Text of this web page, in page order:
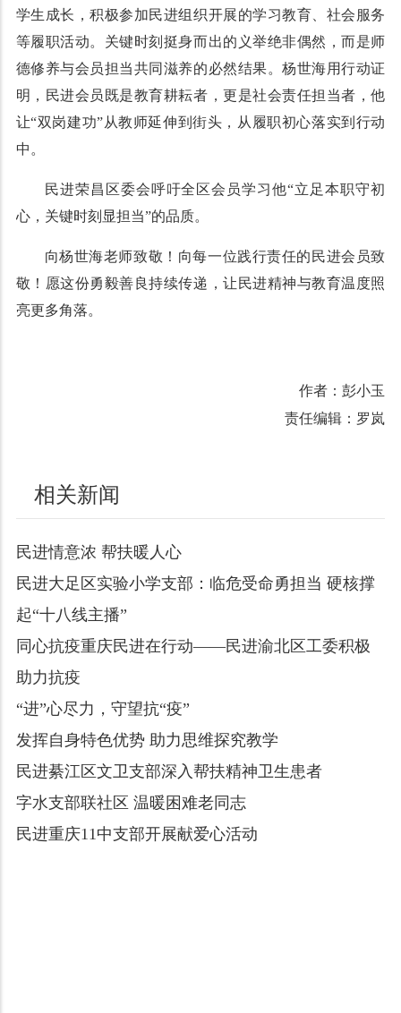
学生成长，积极参加民进组织开展的学习教育、社会服务
等履职活动。关键时刻挺身而出的义举绝非偶然，而是师
德修养与会员担当共同滋养的必然结果。杨世海用行动证
明，民进会员既是教育耕耘者，更是社会责任担当者，他
让“双岗建功”从教师延伸到街头，从履职初心落实到行动
中。
民进荣昌区委会呼吁全区会员学习他“立足本职守初
心，关键时刻显担当”的品质。
向杨世海老师致敬！向每一位践行责任的民进会员致
敬！愿这份勇毅善良持续传递，让民进精神与教育温度照
亮更多角落。
作者：彭小玉
责任编辑：罗岚
相关新闻
民进情意浓 帮扶暖人心
民进大足区实验小学支部：临危受命勇担当 硬核撑
起“十八线主播”
同心抗疫重庆民进在行动——民进渝北区工委积极
助力抗疫
“进”心尽力，守望抗“疫”
发挥自身特色优势 助力思维探究教学
民进綦江区文卫支部深入帮扶精神卫生患者
字水支部联社区 温暖困难老同志
民进重庆11中支部开展献爱心活动